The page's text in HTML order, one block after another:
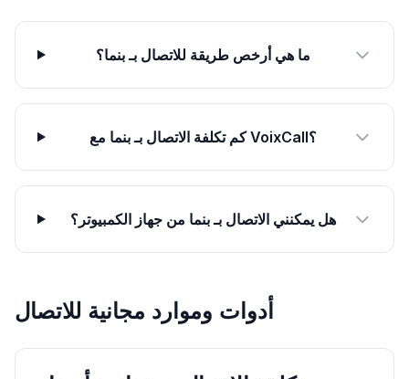
ما هي أرخص طريقة للاتصال بـ بنما؟
كم تكلفة الاتصال بـ بنما مع VoixCall؟
هل يمكنني الاتصال بـ بنما من جهاز الكمبيوتر؟
أدوات وموارد مجانية للاتصال